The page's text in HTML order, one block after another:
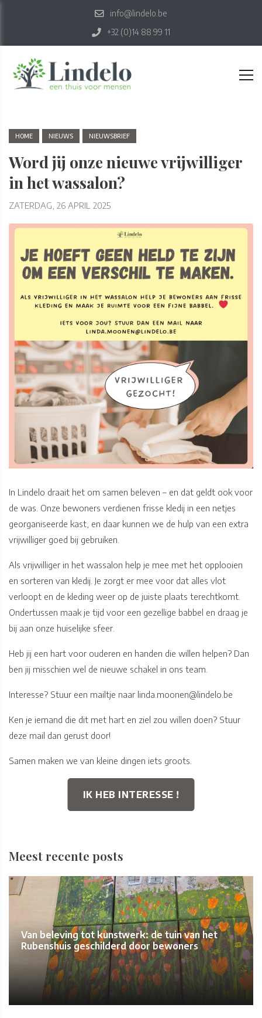
info@lindelo.be
+32 (0)14 88 99 11
HOME NIEUWS NIEUWSBRIEF
Word jij onze nieuwe vrijwilliger
in het wassalon?
ZATERDAG, 26 APRIL 2025
In Lindelo draait het om samen beleven – en dat geldt ook voor
de was. Onze bewoners verdienen frisse kledij in een netjes
georganiseerde kast, en daar kunnen we de hulp van een extra
vrijwilliger goed bij gebruiken.
Als vrijwilliger in het wassalon help je mee met het opplooien
en sorteren van kledij. Je zorgt er mee voor dat alles vlot
verloopt en de kleding weer op de juiste plaats terechtkomt.
Ondertussen maak je tijd voor een gezellige babbel en draag je
bij aan onze huiselijke sfeer.
Heb jij een hart voor ouderen en handen die willen helpen? Dan
ben jij misschien wel de nieuwe schakel in ons team.
Interesse? Stuur een mailtje naar linda.moonen@lindelo.be
Ken je iemand die dit met hart en ziel zou willen doen? Stuur
deze mail dan gerust door!
Samen maken we van kleine dingen iets groots.
IK HEB INTERESSE !
Meest recente posts
Van beleving tot kunstwerk: de tuin van het
Rubenshuis geschilderd door bewoners